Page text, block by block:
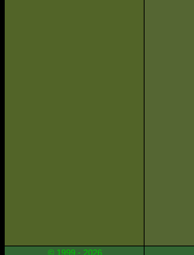
© 1999 - 2026